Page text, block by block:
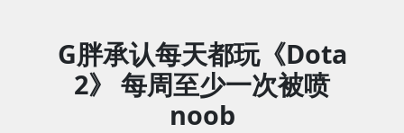
G胖承认每天都玩《Dota
2》 每周至少一次被喷
noob